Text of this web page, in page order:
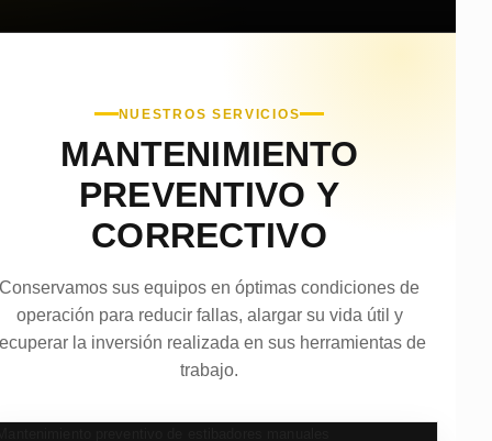
NUESTROS SERVICIOS
MANTENIMIENTO
PREVENTIVO Y
CORRECTIVO
Conservamos sus equipos en óptimas condiciones de
operación para reducir fallas, alargar su vida útil y
la inversión realizada en sus herramientas de
trabajo.